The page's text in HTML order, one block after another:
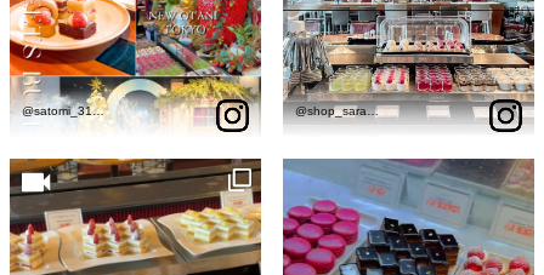
カフェ ラ ミル ミルクホール
TULLY'S
COFFEE
プールサイド
ダイニング
OUTRIGGER
バー
タワー・カフ KATO'S DINING
トレーダーヴ
ィックス 東京
ボートハウス
バー
RANSEN はな
れ